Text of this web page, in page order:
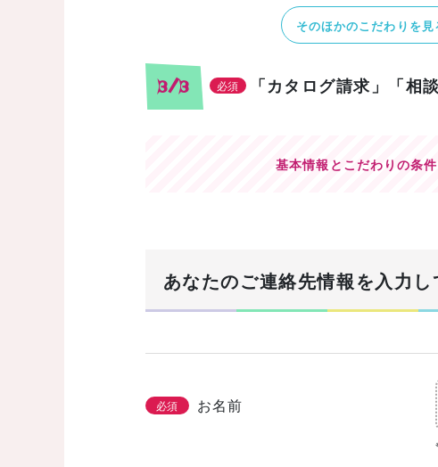
そのほかのこだわりを見
3/3 必須 「カタログ請求」「相
基本情報とこだわりの条
あなたのご連絡先情報を入力し
必須 お名前